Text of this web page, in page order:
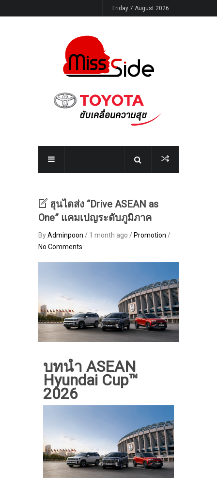
Friday 7 August 2026
ฮุนไดส่ง “Drive ASEAN as
One” แคมเปญระดับภูมิภาค
ByAdminpoon / 1 month ago / Promotion /
No Comments
บทนำ ASEAN
Hyundai Cup™
2026